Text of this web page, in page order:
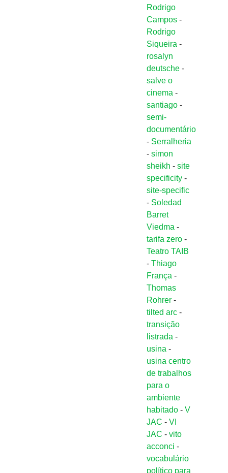
Rodrigo
Campos -
Rodrigo
Siqueira -
rosalyn
deutsche -
salve o
cinema -
santiago -
semi-
documentário
- Serralheria
-simon
sheikh -site
specificity -
site-specific
- Soledad
Barret
Viedma -
tarifa zero -
Teatro TAIB
-Thiago
França -
Thomas
Rohrer -
tilted arc -
transição
listrada -
usina -
usina centro
de trabalhos
para o
ambiente
habitado -V
JAC -VI
JAC -vito
acconci -
vocabulário
político para